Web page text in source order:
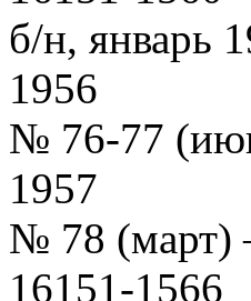
б/н, январь
1956
№ 76-77
1957
№ 78
16151-1566